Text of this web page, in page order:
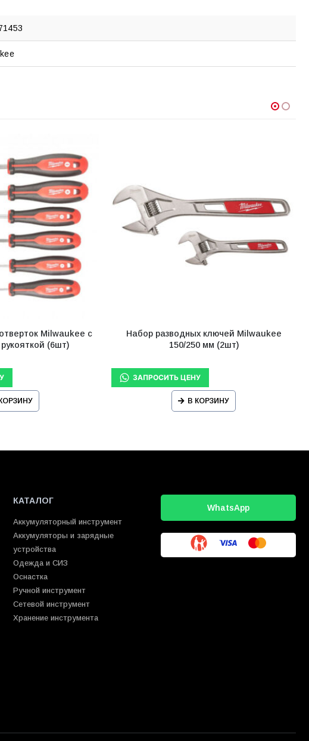
Milwaukee с
(6шт)
Набор разводных ключей Milwaukee
150/250 мм (2шт)
В КОРЗИНУ
КАТАЛОГ
Аккумуляторный инструмент
Аккумуляторы и зарядные
устройства
Одежда и СИЗ
Оснастка
Ручной инструмент
Сетевой инструмент
Хранение инструмента
WhatsApp